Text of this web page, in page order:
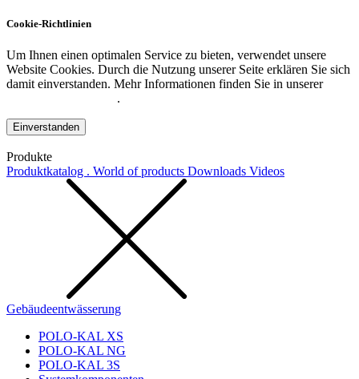
Cookie-Richtlinien
Um Ihnen einen optimalen Service zu bieten, verwendet unsere
Website Cookies. Durch die Nutzung unserer Seite erklären Sie sich
damit einverstanden. Mehr Informationen finden Sie in unserer
.
Einverstanden
Produkte
Produktkatalog . World of products Downloads Videos
Gebäudeentwässerung
POLO-KAL XS
POLO-KAL NG
POLO-KAL 3S